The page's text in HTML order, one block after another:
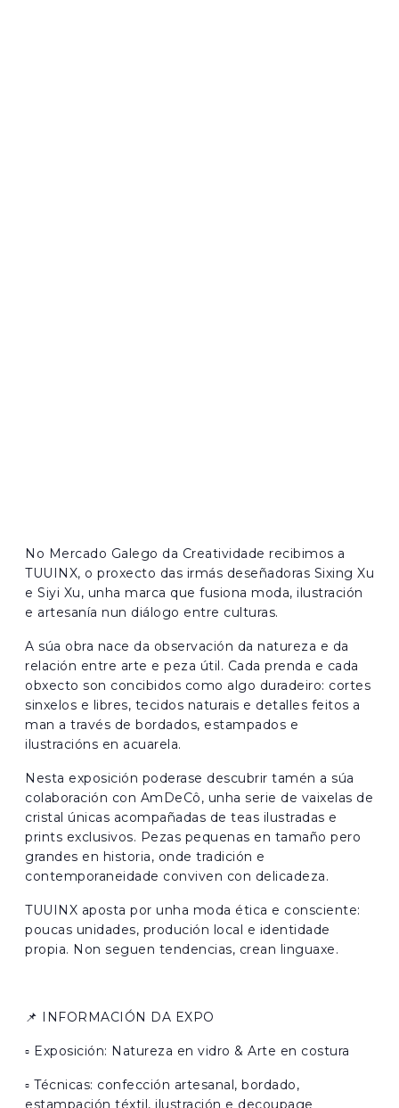
No Mercado Galego da Creatividade recibimos a
TUUINX, o proxecto das irmás deseñadoras Sixing Xu
e Siyi Xu, unha marca que fusiona moda, ilustración
e artesanía nun diálogo entre culturas.
A súa obra nace da observación da natureza e da
relación entre arte e peza útil. Cada prenda e cada
obxecto son concibidos como algo duradeiro: cortes
sinxelos e libres, tecidos naturais e detalles feitos a
man a través de bordados, estampados e
ilustracións en acuarela.
Nesta exposición poderase descubrir tamén a súa
colaboración con AmDeCô, unha serie de vaixelas de
cristal únicas acompañadas de teas ilustradas e
prints exclusivos. Pezas pequenas en tamaño pero
grandes en historia, onde tradición e
contemporaneidade conviven con delicadeza.
TUUINX aposta por unha moda ética e consciente:
poucas unidades, produción local e identidade
propia. Non seguen tendencias, crean linguaxe.
📌 INFORMACIÓN DA EXPO
▫️ Exposición: Natureza en vidro & Arte en costura
▫️ Técnicas: confección artesanal, bordado,
estampación téxtil, ilustración e decoupage